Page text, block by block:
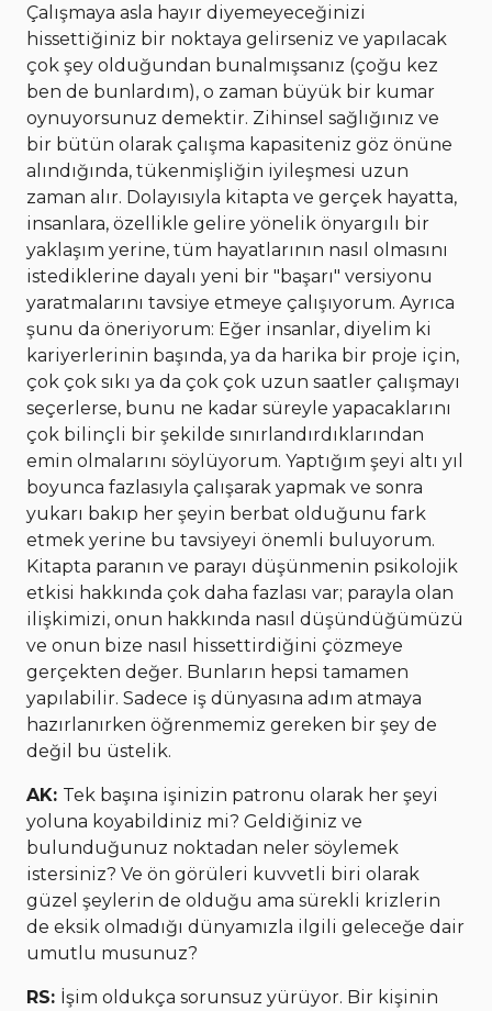
Çalışmaya asla hayır diyemeyeceğinizi
hissettiğiniz bir noktaya gelirseniz ve yapılacak
çok şey olduğundan bunalmışsanız (çoğu kez
ben de bunlardım), o zaman büyük bir kumar
oynuyorsunuz demektir. Zihinsel sağlığınız ve
bir bütün olarak çalışma kapasiteniz göz önüne
alındığında, tükenmişliğin iyileşmesi uzun
zaman alır. Dolayısıyla kitapta ve gerçek hayatta,
insanlara, özellikle gelire yönelik önyargılı bir
yaklaşım yerine, tüm hayatlarının nasıl olmasını
istediklerine dayalı yeni bir "başarı" versiyonu
yaratmalarını tavsiye etmeye çalışıyorum. Ayrıca
şunu da öneriyorum: Eğer insanlar, diyelim ki
kariyerlerinin başında, ya da harika bir proje için,
çok çok sıkı ya da çok çok uzun saatler çalışmayı
seçerlerse, bunu ne kadar süreyle yapacaklarını
çok bilinçli bir şekilde sınırlandırdıklarından
emin olmalarını söylüyorum. Yaptığım şeyi altı yıl
boyunca fazlasıyla çalışarak yapmak ve sonra
yukarı bakıp her şeyin berbat olduğunu fark
etmek yerine bu tavsiyeyi önemli buluyorum.
Kitapta paranın ve parayı düşünmenin psikolojik
etkisi hakkında çok daha fazlası var; parayla olan
ilişkimizi, onun hakkında nasıl düşündüğümüzü
ve onun bize nasıl hissettirdiğini çözmeye
gerçekten değer. Bunların hepsi tamamen
yapılabilir. Sadece iş dünyasına adım atmaya
hazırlanırken öğrenmemiz gereken bir şey de
değil bu üstelik.
AK: Tek başına işinizin patronu olarak her şeyi
yoluna koyabildiniz mi? Geldiğiniz ve
bulunduğunuz noktadan neler söylemek
istersiniz? Ve ön görüleri kuvvetli biri olarak
güzel şeylerin de olduğu ama sürekli krizlerin
de eksik olmadığı dünyamızla ilgili geleceğe dair
umutlu musunuz?
RS: İşim oldukça sorunsuz yürüyor. Bir kişinin